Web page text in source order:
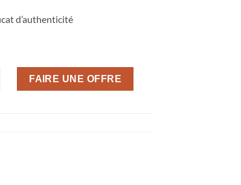
d’authenticité
FAIRE UNE OFFRE